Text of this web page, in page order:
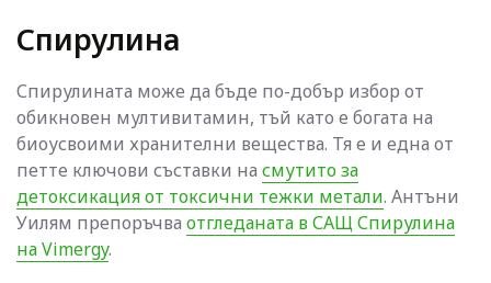
Спирулина
Спирулината може да бъде по-добър избор от
обикновен мултивитамин, тъй като е богата на
биоусвоими хранителни вещества. Тя е и една от
петте ключови съставки на смутито за
детоксикация от токсични тежки метали. Антъни
Уилям препоръчва отгледаната в САЩ Спирулина
на Vimergy.